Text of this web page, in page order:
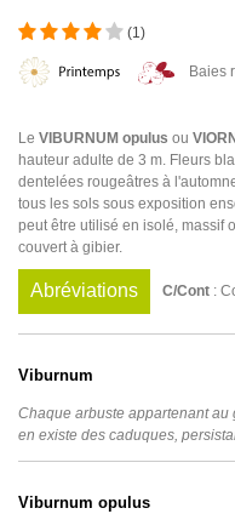
(1 )
Baies
Le VIBURNUM opulus ou
hauteur adulte de 3 m. Fleurs
dentelées rougeâtres à
tous les sols sous exposition
peut être utilisé en isolé, massif
couvert à gibier.
Abréviations C/Cont :
Viburnum
Chaque arbuste appartenant
en existe des caduques,
Viburnum opulus